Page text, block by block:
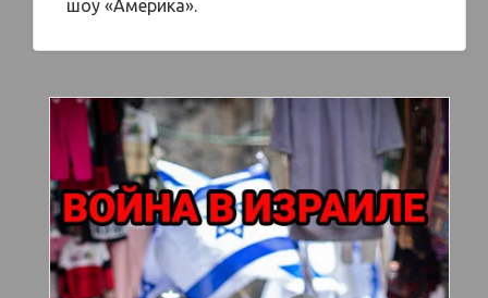
шоу «Америка».